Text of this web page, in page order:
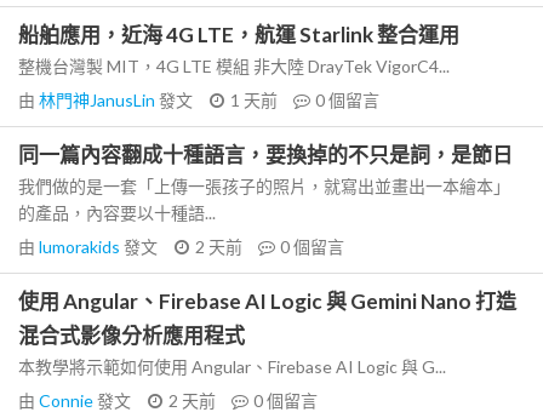
船舶應用，近海 4G LTE，航運 Starlink 整合運用
整機台灣製 MIT，4G LTE 模組 非大陸 DrayTek VigorC4...
由 林門神JanusLin 發文 1 天前 0個留言
同一篇內容翻成十種語言，要換掉的不只是詞，是節日
我們做的是一套「上傳一張孩子的照片，就寫出並畫出一本繪本」
的產品，內容要以十種語...
由 lumorakids 發文 2 天前 0個留言
使用 Angular、Firebase AI Logic 與 Gemini Nano 打造
混合式影像分析應用程式
本教學將示範如何使用 Angular、Firebase AI Logic 與 G...
由 Connie發文 2 天前 0個留言